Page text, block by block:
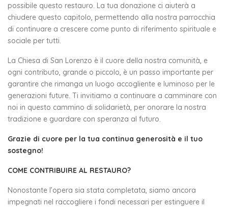
possibile questo restauro. La tua donazione ci aiuterà a
chiudere questo capitolo, permettendo alla nostra parrocchia
di continuare a crescere come punto di riferimento spirituale e
sociale per tutti.
La Chiesa di San Lorenzo è il cuore della nostra comunità, e
ogni contributo, grande o piccolo, è un passo importante per
garantire che rimanga un luogo accogliente e luminoso per le
generazioni future. Ti invitiamo a continuare a camminare con
noi in questo cammino di solidarietà, per onorare la nostra
tradizione e guardare con speranza al futuro.
Grazie di cuore per la tua continua generosità e il tuo
sostegno!
COME CONTRIBUIRE AL RESTAURO?
Nonostante l’opera sia stata completata, siamo ancora
impegnati nel raccogliere i fondi necessari per estinguere il